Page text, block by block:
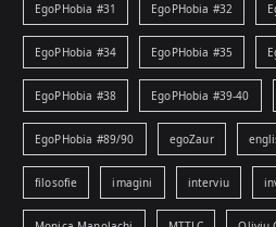
EgoPHobia #31 EgoPHobia #32
EgoPHobia #34 EgoPHobia #35
EgoPHobia #38 EgoPHobia #39-40
EgoPHobia #89/90 egoZaur
filosofie imagini interviu